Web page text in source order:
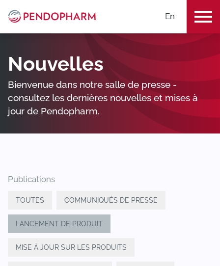
En
Nouvelles
Bienvenue dans notre salle de presse -
consultez les dernières nouvelles et mises à
jour de Pendopharm.
Publications
TOUTES COMMUNIQUÉS DE PRESSE
LANCEMENT DE PRODUIT
MISE À JOUR SUR LES PRODUITS